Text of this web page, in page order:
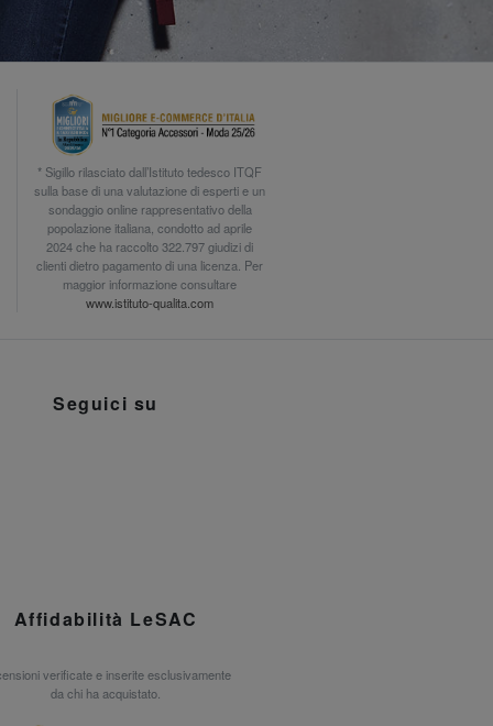
* Sigillo rilasciato dall’Istituto tedesco ITQF
sulla base di una valutazione di esperti e un
sondaggio online rappresentativo della
popolazione italiana, condotto ad aprile
2024 che ha raccolto 322.797 giudizi di
clienti dietro pagamento di una licenza. Per
maggior informazione consultare
www.istituto-qualita.com
Seguici su
Affidabilità LeSAC
verificate e inserite esclusivamente
da chi ha acquistato.